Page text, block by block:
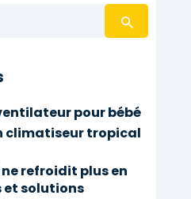
pour bébé
climatiseur tropical
refroidit plus en
et solutions